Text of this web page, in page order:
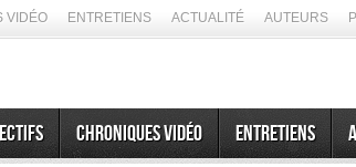
VIDÉO ENTRETIENS ACTUALITÉ AUTEURS
Chroniques vidéo Entretiens